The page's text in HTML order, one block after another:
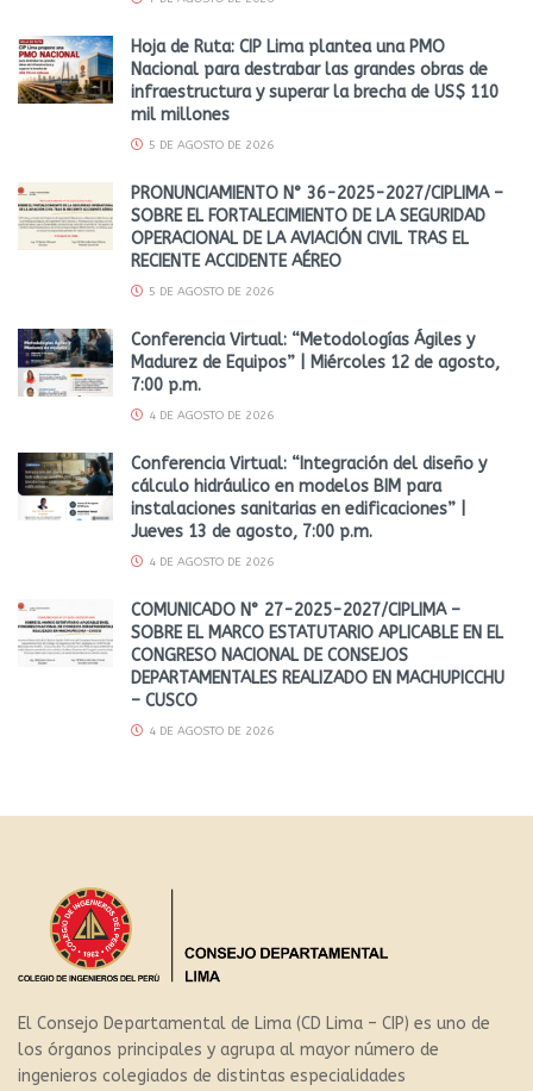
Hoja de Ruta: CIP Lima plantea una PMO
Nacional para destrabar las grandes obras de
infraestructura y superar la brecha de US$ 110
mil millones
5 DE AGOSTO DE 2026
PRONUNCIAMIENTO N° 36-2025-2027/CIPLIMA –
SOBRE EL FORTALECIMIENTO DE LA SEGURIDAD
OPERACIONAL DE LA AVIACIÓN CIVIL TRAS EL
RECIENTE ACCIDENTE AÉREO
5 DE AGOSTO DE 2026
Conferencia Virtual: “Metodologías Ágiles y
Madurez de Equipos” | Miércoles 12 de agosto,
7:00 p.m.
4 DE AGOSTO DE 2026
Conferencia Virtual: “Integración del diseño y
cálculo hidráulico en modelos BIM para
instalaciones sanitarias en edificaciones” |
Jueves 13 de agosto, 7:00 p.m.
4 DE AGOSTO DE 2026
COMUNICADO N° 27-2025-2027/CIPLIMA –
SOBRE EL MARCO ESTATUTARIO APLICABLE EN EL
CONGRESO NACIONAL DE CONSEJOS
DEPARTAMENTALES REALIZADO EN MACHUPICCHU
– CUSCO
4 DE AGOSTO DE 2026
El Consejo Departamental de Lima (CD Lima – CIP) es uno de
los órganos principales y agrupa al mayor número de
ingenieros colegiados de distintas especialidades